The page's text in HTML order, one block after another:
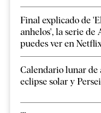
Final explicado de
anhelos', la serie de
puedes ver en
Calendario lunar de
eclipse solar y